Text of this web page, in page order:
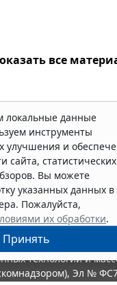
все
локальные данные
инструменты
улучшения и
сайта, статистических
Вы можете
указанных данных в
Пожалуйста,
их обработки.
Принять
СЕРВИС", 2026.
года. Компания
Российской
в
службой по
технологий и
Эл №